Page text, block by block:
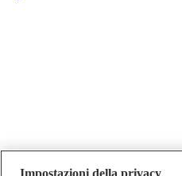
Impostazioni della privacy